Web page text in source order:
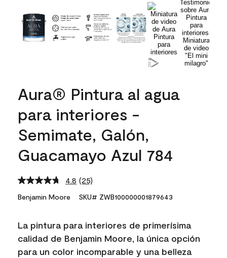
Aura® Pintura al agua
para interiores -
Semimate, Galón,
Guacamayo Azul 784
4.8 Read
25
Reviews.
link.
(25)
Benjamin Moore SKU# ZWB100000001879643
La pintura para interiores de primerísima
calidad de Benjamin Moore, la única opción
para un color incomparable y una belleza